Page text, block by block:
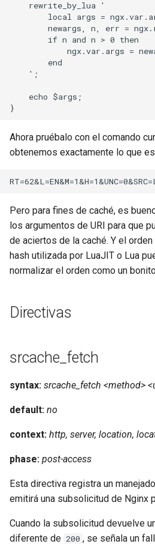
    rewrite_by_lua '
local args =
newargs, n, err =
        if n and n > 0 then
ngx.var.args =
        end
    ';
    echo $args;
Ahora pruébalo con el comando
obtenemos exactamente lo que
Pero para fines de caché, es
los argumentos de URI para que
de aciertos de la caché. Y el
hash utilizada por LuaJIT o Lua
normalizar el orden como un
Directivas
srcache_fetch
syntax: srcache_fetch <method>
default: no
context: http, server, location,
phase: post-access
Esta directiva registra un
emitirá una subsolicitud de Nginx
Cuando la subsolicitud devuelve
diferente de 200 , se señala un